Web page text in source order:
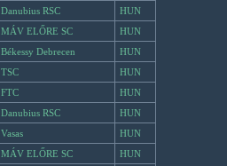
Danubius RSC
HUN
MÁV ELŐRE SC
HUN
Békessy Debrecen
HUN
TSC
HUN
FTC
HUN
Danubius RSC
HUN
Vasas
HUN
MÁV ELŐRE SC
HUN